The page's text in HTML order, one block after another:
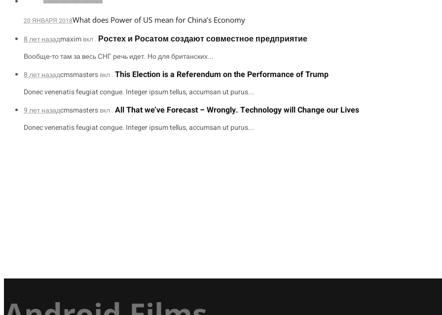
20 ЯНВАРЯ 2018What does Power of US mean for China’s Economy
8 лет назадmaximвкл . Ростех и Росатом создают совместное предприятие
Вообще-то там за весь СНГ речь идет. Но для британских...
8 лет назадcmsmastersвкл .This Election is a Referendum on the Performance of Trump
Donec venenatis feugiat congue. Integer ipsum tellus, accumsan ut purus...
9 лет назадcmsmastersвкл .All That we’ve Forecast – Wrongly. Technology will Change our Lives
Donec venenatis feugiat congue. Integer ipsum tellus, accumsan ut purus...